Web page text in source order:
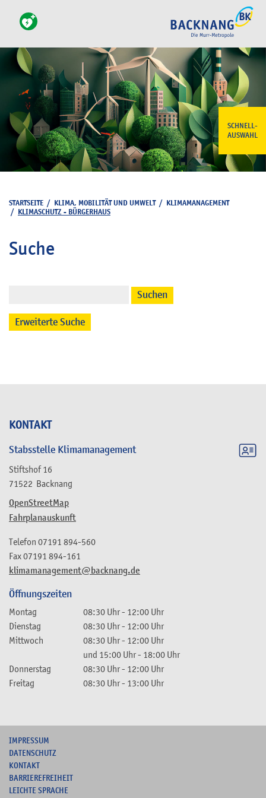
SCHNELL-
AUSWAHL
KONTAKT
Stabsstelle Klimamanagement
Stiftshof 16
71522 Backnang
OpenStreetMap
Fahrplanauskunft
klimamanagement@backnang.de
Telefon 07191 894-560
Fax07191 894-161
Öffnungszeiten
Montag 08:30 Uhr- 12:00 Uhr
Dienstag
08:30 Uhr- 12:00 Uhr
Mittwoch
08:30 Uhr- 12:00 Uhr
und 15:00 Uhr- 18:00 Uhr
Donnerstag
08:30 Uhr- 12:00 Uhr
Freitag
08:30 Uhr- 13:00 Uhr
STARTSEITE / KLIMA, MOBILITÄT UND UMWELT/ KLIMAMANAGEMENT
/ KLIMASCHUTZ - BÜRGERHAUS
Suche
Suchen
Erweiterte Suche
IMPRESSUM
DATENSCHUTZ
KONTAKT
BARRIEREFREIHEIT
LEICHTE SPRACHE